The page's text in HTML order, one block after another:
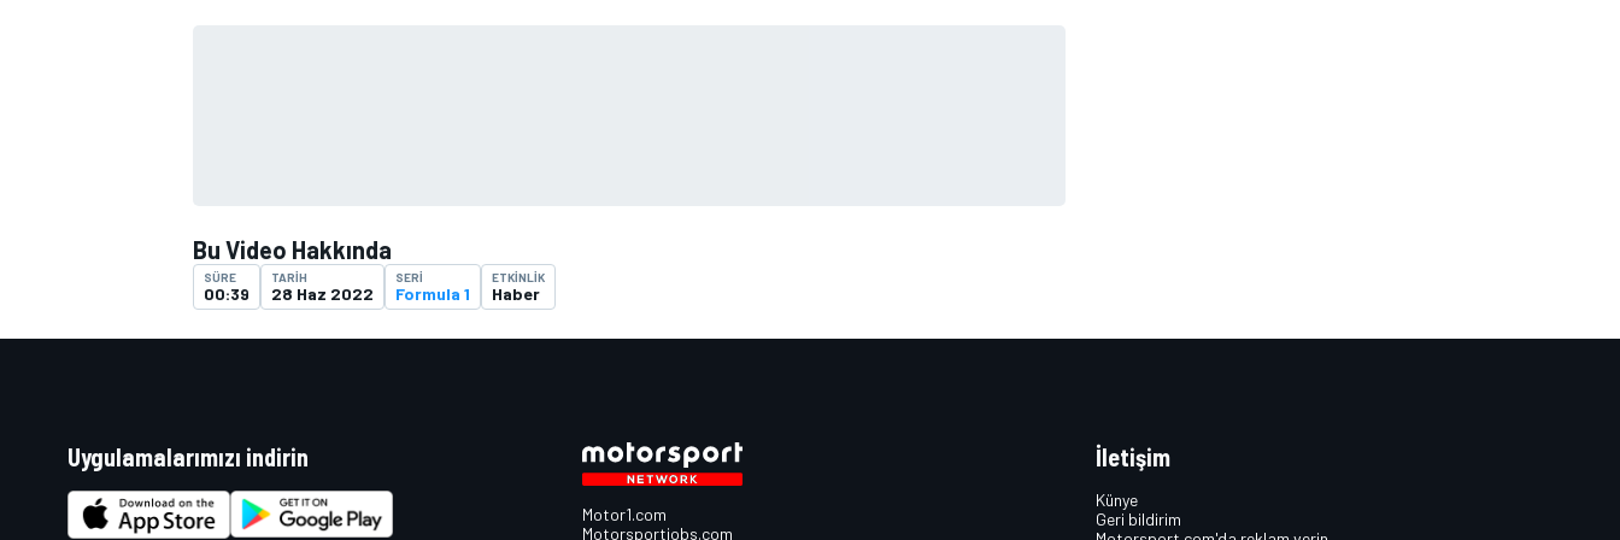
Bu Video Hakkında
SÜRE
00:39
TARIH
28 Haz 2022
SERI
Formula 1
ETKINLIK
Haber
Uygulamalarımızı indirin
Motor1.com
Motorsportjobs.com
İletişim
Künye
Geri bildirim